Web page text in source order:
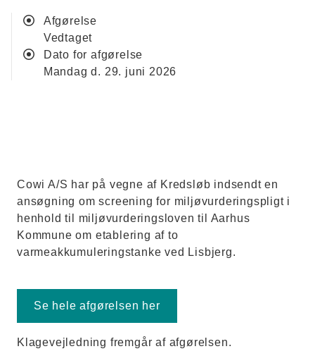
Afgørelse
vedtaget
Dato for afgørelse
mandag d. 29. juni 2026
Cowi A/S har på vegne af Kredsløb indsendt en
ansøgning om screening for miljøvurderingspligt i
henhold til miljøvurderingsloven til Aarhus
Kommune om etablering af to
varmeakkumuleringstanke ved Lisbjerg.
Se hele afgørelsen her
Klagevejledning fremgår af afgørelsen.